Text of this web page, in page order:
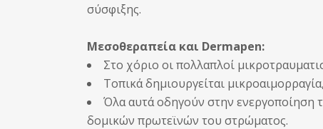
σύσφιξης.
Μεσοθεραπεία και Dermapen:
Στο χόριο οι πολλαπλοί
Τοπικά δημιουργείται
Όλα αυτά οδηγούν στην ενεργοποίηση
δομικών πρωτεϊνών του στρώματος.